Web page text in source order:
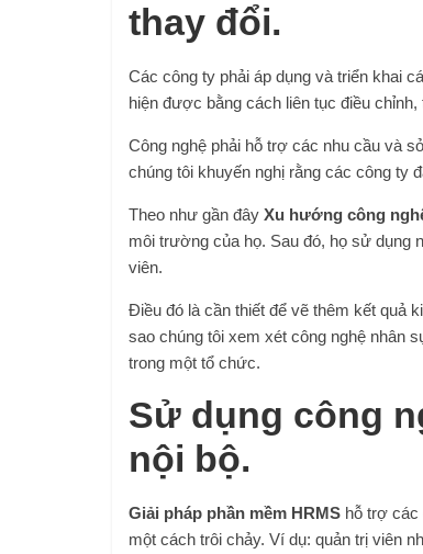
thay đổi.
Các công ty phải áp dụng và triển khai
hiện được bằng cách liên tục điều
Công nghệ phải hỗ trợ các nhu cầu và
chúng tôi khuyến nghị rằng các công ty
Theo như gần đây Xu hướng công
môi trường của họ. Sau đó, họ sử dụng
viên.
Điều đó là cần thiết để vẽ thêm kết quả
sao chúng tôi xem xét công nghệ nhân
trong một tổ chức.
Sử dụng công
nội bộ.
Giải pháp phần mềm HRMS hỗ trợ các
một cách trôi chảy. Ví dụ: quản trị viên